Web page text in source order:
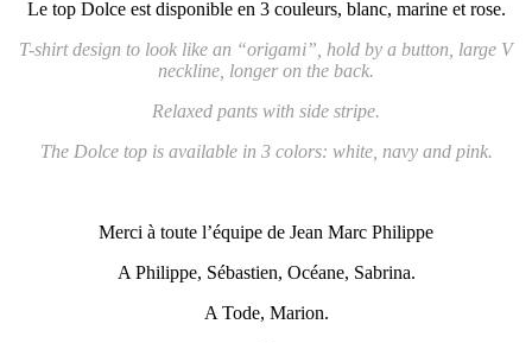
Le top Dolce est disponible en 3 couleurs, blanc, marine et rose.
T-shirt design to look like an “origami”, hold by a button, large V
neckline, longer on the back.
Relaxed pants with side stripe.
The Dolce top is available in 3 colors: white, navy and pink.
Merci à toute l’équipe de Jean Marc Philippe
A Philippe, Sébastien, Océane, Sabrina.
A Tode, Marion.